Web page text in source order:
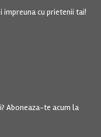
impreuna cu prietenii tai!
Aboneaza-te acum la